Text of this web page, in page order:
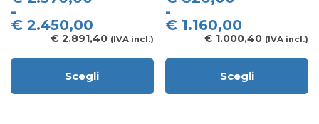
scelte
nella
pagina
prodotto
scelte
nella
pagina
prodotto
-
€ 2.450,00
di
prezzo:
a
€ 2.450,00
€ 2.891,40 (IVA incl.)
Scegli
prodotto
-
€ 1.160,00
di
prezzo:
a
€ 1.160,00
€ 1.000,40 (IVA incl.)
Scegli
prodotto